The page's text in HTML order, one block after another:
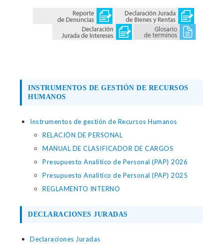
INSTRUMENTOS DE GESTIÓN DE RECURSOS
HUMANOS
Instrumentos de gestión de Recursos Humanos
RELACIÓN DE PERSONAL
MANUAL DE CLASIFICADOR DE CARGOS
Presupuesto Analítico de Personal (PAP) 2026
Presupuesto Analítico de Personal (PAP) 2025
REGLAMENTO INTERNO
DECLARACIONES JURADAS
Declaraciones Juradas